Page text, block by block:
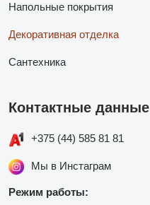
Напольные покрытия
Декоративная отделка
Сантехника
Контактные данные
+375 (44) 585 81 81
Мы в Инстаграм
Режим работы: